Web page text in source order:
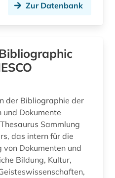
Zur Datenbank
der Bibliographie der
und Dokumente
Sammlung
das intern für die
von Dokumenten und
Bildung, Kultur,